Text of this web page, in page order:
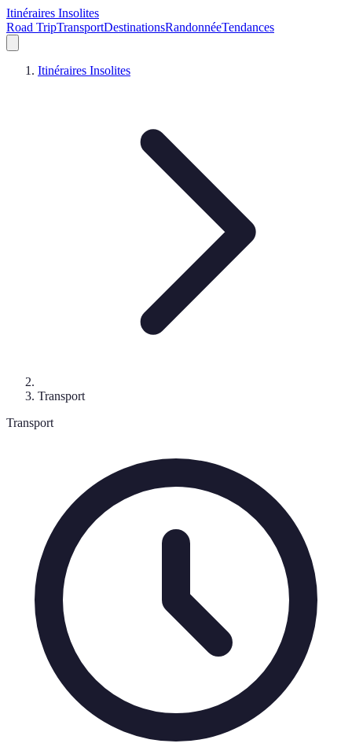
Itinéraires Insolites
Road TripTransportDestinationsRandonnéeTendances
Itinéraires Insolites
Transport
Transport